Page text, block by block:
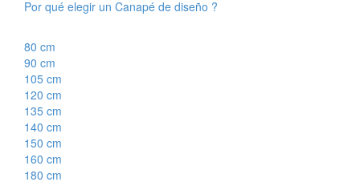
Por qué elegir un Canapé de diseño ?
80 cm
90 cm
105 cm
120 cm
135 cm
140 cm
150 cm
160 cm
180 cm